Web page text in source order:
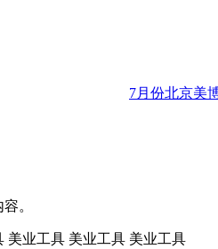
7月份北京美
。
美业工具 美业工具 美业工具